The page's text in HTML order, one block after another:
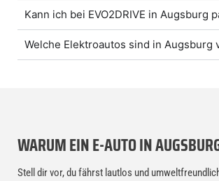
Kann ich bei EVO2DRIVE in Augsburg
Welche Elektroautos sind in Augsburg
WARUM EIN E-AUTO IN
Stell dir vor, du fährst lautlos und